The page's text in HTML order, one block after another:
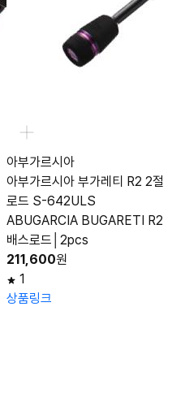
아부가르시아
아부가르시아 부가레티 R2 2절
로드 S-642ULS
ABUGARCIA BUGARETI R2
배스로드│2pcs
211,600원
1
상품링크